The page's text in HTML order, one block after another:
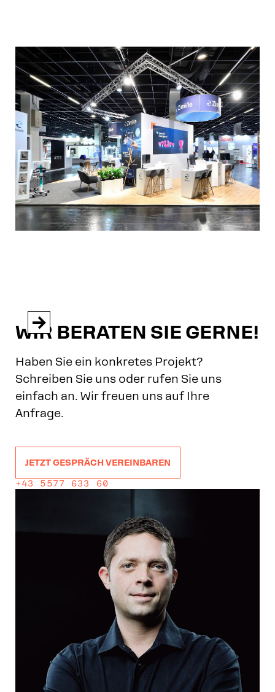


WIR BERATEN SIE GERNE!
Haben Sie ein konkretes Projekt?
Schreiben Sie uns oder rufen Sie uns
einfach an. Wir freuen uns auf Ihre
Anfrage.
JETZT GESPRÄCH VEREINBAREN
+43 5577 633 60